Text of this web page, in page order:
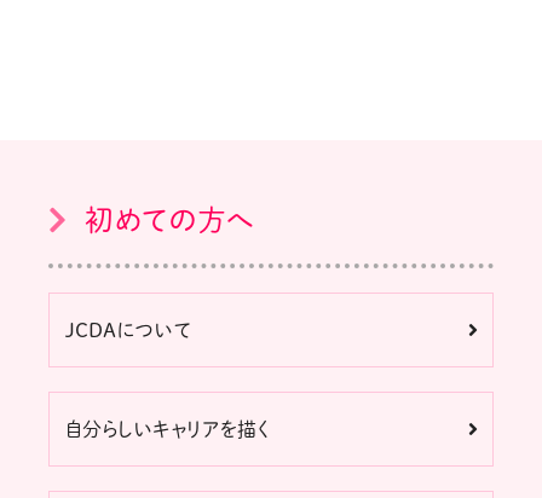
初めての方へ
JCDAについて
自分らしいキャリアを描く